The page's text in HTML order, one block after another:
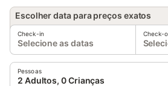
Escolher data para preços exatos
Check-in
Selecione as datas
Check-
Pessoas
2 Adultos, 0 Crianças